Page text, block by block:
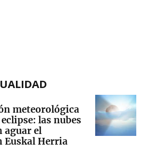
meteorológica
las nubes
aguar el
Euskal Herria